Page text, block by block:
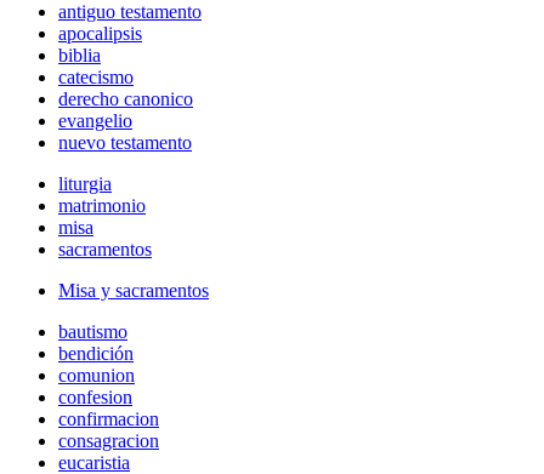
antiguo testamento
apocalipsis
biblia
catecismo
derecho canonico
evangelio
nuevo testamento
liturgia
matrimonio
misa
sacramentos
Misa y sacramentos
bautismo
bendición
comunion
confesion
confirmacion
consagracion
eucaristia